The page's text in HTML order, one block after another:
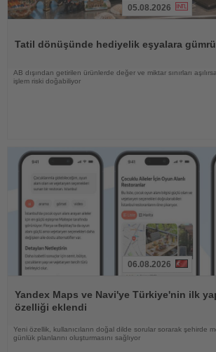
05.08.2026
Tatil dönüşünde hediyelik eşyalara
AB dışından getirilen ürünlerde değer ve miktar sınırları
işlem riski doğabiliyor
Oku
06.08.2026
Yandex Maps ve Navi'ye Türkiye'nin ilk
özelliği eklendi
Yeni özellik, kullanıcıların doğal dilde sorular sorarak şehirde
günlük planlarını oluşturmasını sağlıyor